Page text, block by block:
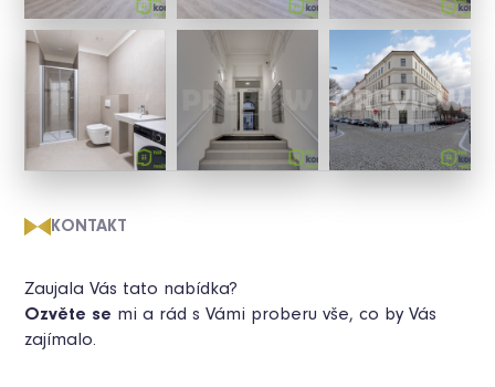
KONTAKT
Zaujala Vás tato nabídka?
Ozvěte se mi a rád s Vámi proberu vše, co by Vás
zajímalo.